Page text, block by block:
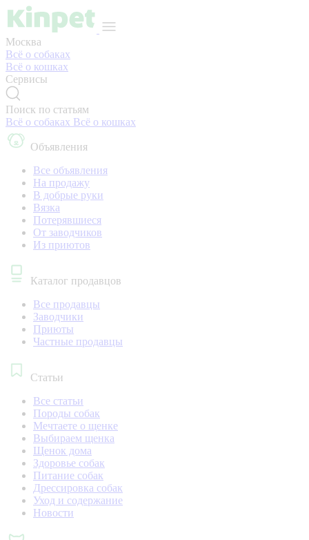
Москва
Всё о собаках
Всё о кошках
Сервисы
Поиск по статьям
Всё о собаках Всё о кошках
Объявления
Все объявления
На продажу
В добрые руки
Вязка
Потерявшиеся
От заводчиков
Из приютов
Каталог продавцов
Все продавцы
Заводчики
Приюты
Частные продавцы
Статьи
Все статьи
Породы собак
Мечтаете о щенке
Выбираем щенка
Щенок дома
Здоровье собак
Питание собак
Дрессировка собак
Уход и содержание
Новости